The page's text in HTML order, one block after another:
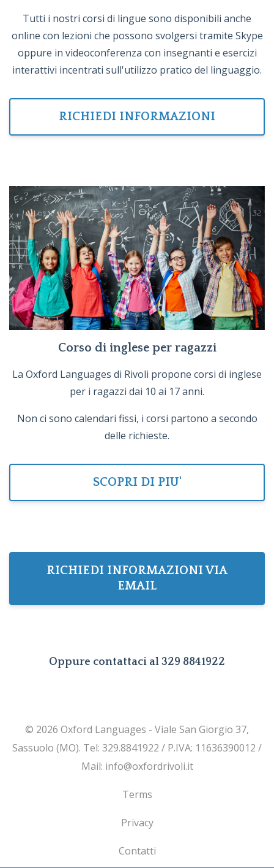
Tutti i nostri corsi di lingue sono disponibili anche
online con lezioni che possono svolgersi tramite Skype
oppure in videoconferenza con insegnanti e esercizi
interattivi incentrati sull'utilizzo pratico del linguaggio.
RICHIEDI INFORMAZIONI
Corso di inglese per ragazzi
La Oxford Languages di Rivoli propone corsi di inglese
per i ragazzi dai 10 ai 17 anni.
Non ci sono calendari fissi, i corsi partono a secondo
delle richieste.
SCOPRI DI PIU'
RICHIEDI INFORMAZIONI VIA
EMAIL
Oppure contattaci al 329 8841922
© 2026 Oxford Languages - Viale San Giorgio 37,
Sassuolo (MO). Tel: 329.8841922 / P.IVA: 11636390012 /
Mail: info@oxfordrivoli.it
Terms
Privacy
Contatti